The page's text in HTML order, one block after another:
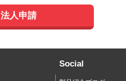
法人申請
Social